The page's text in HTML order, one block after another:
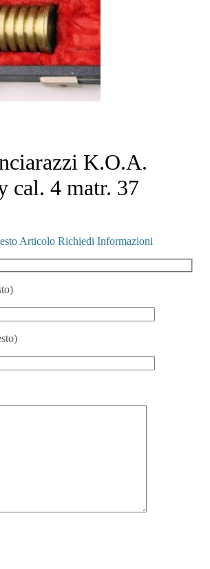
K.O.A.
cal. 4 matr. 37
Articolo Richiedi Informazioni